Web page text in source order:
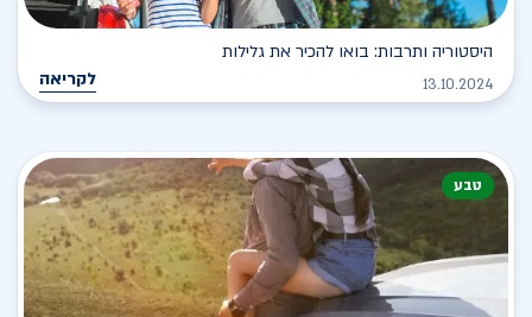
היסטוריה ותרבות: בואו להכיר את גלילות
13.10.2024 לקריאה
טבע